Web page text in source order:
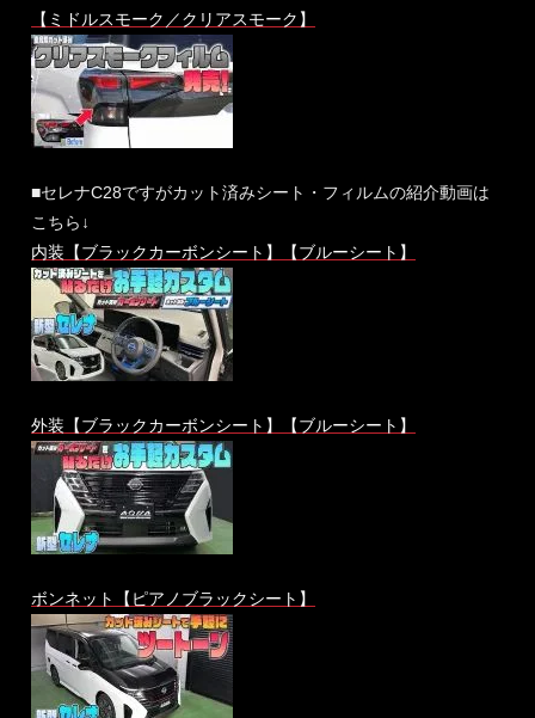
【ミドルスモーク／クリアスモーク】
■セレナC28ですがカット済みシート・フィルムの紹介動画は
こちら↓
内装【ブラックカーボンシート】【ブルーシート】
外装【ブラックカーボンシート】【ブルーシート】
ボンネット【ピアノブラックシート】